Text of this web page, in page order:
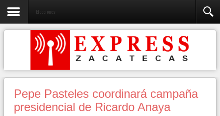
Elecciones
Pepe Pasteles coordinará campaña
presidencial de Ricardo Anaya